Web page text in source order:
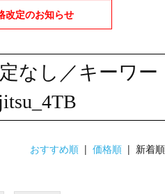
改定のお知らせ
なし／キーワー
おすすめ順 | 価格順 | 新着順